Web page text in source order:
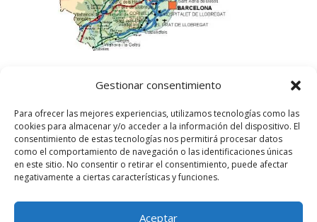
Gestionar consentimiento
Para ofrecer las mejores experiencias, utilizamos tecnologías como las
cookies para almacenar y/o acceder a la información del dispositivo. El
consentimiento de estas tecnologías nos permitirá procesar datos
como el comportamiento de navegación o las identificaciones únicas
en este sitio. No consentir o retirar el consentimiento, puede afectar
negativamente a ciertas características y funciones.
Aceptar
Lampista Barcelona. Todos los derechos